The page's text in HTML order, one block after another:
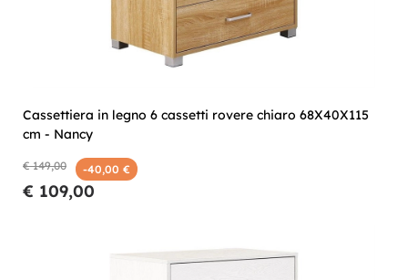
Cassettiera in legno 6 cassetti rovere chiaro 68X40X115
cm - Nancy
€ 149,00 -40,00 €
€ 109,00